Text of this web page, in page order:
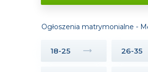
Ogłoszenia matrymonialne -
18-25 26-35